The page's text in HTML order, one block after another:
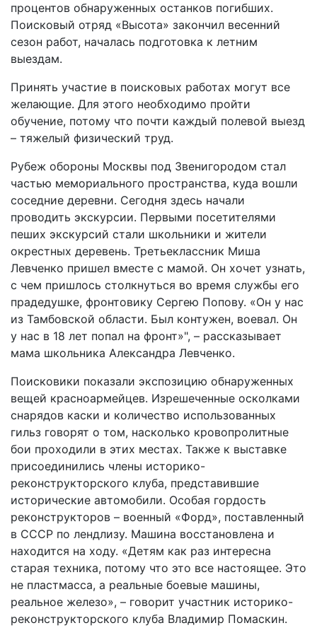
процентов обнаруженных останков погибших.
Поисковый отряд «Высота» закончил весенний
сезон работ, началась подготовка к летним
выездам.
Принять участие в поисковых работах могут все
желающие. Для этого необходимо пройти
обучение, потому что почти каждый полевой выезд
– тяжелый физический труд.
Рубеж обороны Москвы под Звенигородом стал
частью мемориального пространства, куда вошли
соседние деревни. Сегодня здесь начали
проводить экскурсии. Первыми посетителями
пеших экскурсий стали школьники и жители
окрестных деревень. Третьеклассник Миша
Левченко пришел вместе с мамой. Он хочет узнать,
с чем пришлось столкнуться во время службы его
прадедушке, фронтовику Сергею Попову. «Он у нас
из Тамбовской области. Был контужен, воевал. Он
у нас в 18 лет попал на фронт»", – рассказывает
мама школьника Александра Левченко.
Поисковики показали экспозицию обнаруженных
вещей красноармейцев. Изрешеченные осколками
снарядов каски и количество использованных
гильз говорят о том, насколько кровопролитные
бои проходили в этих местах. Также к выставке
присоединились члены историко-
реконструкторского клуба, представившие
исторические автомобили. Особая гордость
реконструкторов – военный «Форд», поставленный
в СССР по лендлизу. Машина восстановлена и
находится на ходу. «Детям как раз интересна
старая техника, потому что это все настоящее. Это
не пластмасса, а реальные боевые машины,
реальное железо», – говорит участник историко-
реконструкторского клуба Владимир Помаскин.